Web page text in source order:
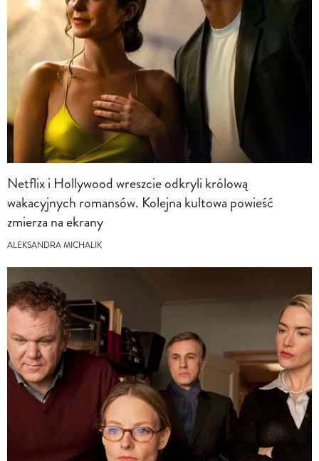
Netflix i Hollywood wreszcie odkryli królową
wakacyjnych romansów. Kolejna kultowa powieść
zmierza na ekrany
ALEKSANDRA MICHALIK